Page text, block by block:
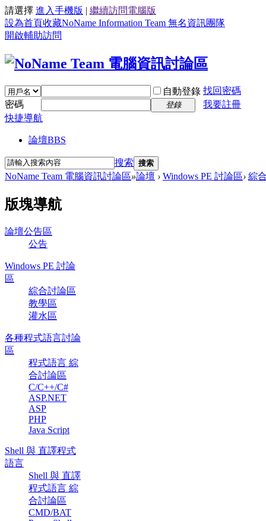
請選擇 進入手機版 | 繼續訪問電腦版
設為首頁收藏NoName Information Team 無名資訊團隊
開啟輔助訪問
自動登錄 找回密碼
密碼
登錄
我要註冊
快捷導航
論壇BBS
搜索 搜索
NoName Team 電腦資訊討論區»論壇 › Windows PE 討論區› 綜
版塊導航
論壇公告區
公告
Windows PE 討論
區
綜合討論區
教學區
灌水區
各種程式語言討論
區
程式語言 綜
合討論區
C/C++/C#
ASP.NET
ASP
PHP
Java Script
Shell 與 直譯程式
語言
Shell 與 直譯
程式語言 綜
合討論區
CMD/BAT